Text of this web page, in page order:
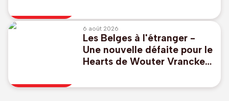
soutien" à Infantino
6 août 2026
Les Belges à l'étranger -
Une nouvelle défaite pour le
Hearts de Wouter Vrancken